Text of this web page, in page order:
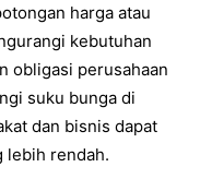
harga atau
kebutuhan
obligasi perusahaan
suku bunga di
dan bisnis dapat
lebih rendah.